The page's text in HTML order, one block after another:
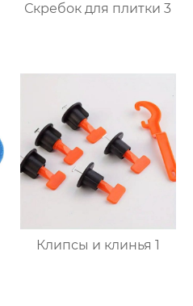
Скребок для плитки 3
Клипсы и клинья 1